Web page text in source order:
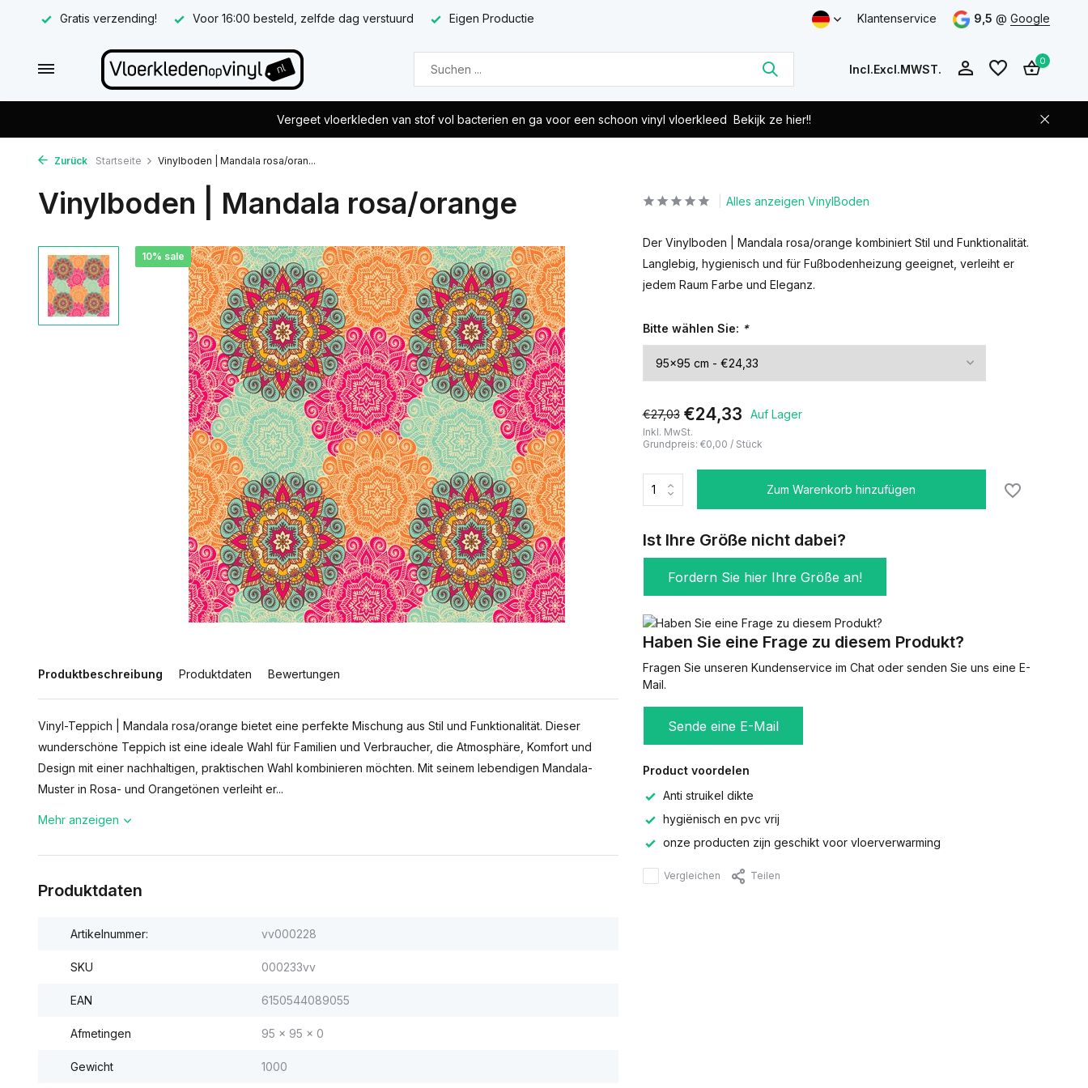
Gratis verzending! Voor 16:00 besteld, zelfde dag verstuurd Eigen Productie Klantenservice 9,5 @ Google
Incl.Excl.MWST.
anlegen
0
Vergeet vloerkleden van stof vol bacterien en ga voor een schoon vinyl vloerkleed Bekijk ze hier!!
Zurück Startseite Vinylboden | Mandala rosa/oran...
Vinylboden | Mandala rosa/orange
10% sale
Produktbeschreibung Produktdaten Bewertungen
Vinyl-Teppich | Mandala rosa/orange bietet eine perfekte Mischung aus Stil und Funktionalität. Dieser
wunderschöne Teppich ist eine ideale Wahl für Familien und Verbraucher, die Atmosphäre, Komfort und
Design mit einer nachhaltigen, praktischen Wahl kombinieren möchten. Mit seinem lebendigen Mandala-
Muster in Rosa- und Orangetönen verleiht er...
Mehr anzeigen
Produktdaten
Artikelnummer: vv000228
SKU 000233vv
EAN 6150544089055
Afmetingen 95 x 95 x 0
Gewicht 1000
Alles anzeigen VinylBoden
Der Vinylboden | Mandala rosa/orange kombiniert Stil und Funktionalität.
Langlebig, hygienisch und für Fußbodenheizung geeignet, verleiht er
jedem Raum Farbe und Eleganz.
Bitte wählen Sie: *
€27,03 €24,33 Auf Lager
Inkl. MwSt.
Grundpreis: €0,00 / Stück
Zum Warenkorb hinzufügen
Ist Ihre Größe nicht dabei?
Fordern Sie hier Ihre Größe an!
Haben Sie eine Frage zu diesem Produkt?
Fragen Sie unseren Kundenservice im Chat oder senden Sie uns eine E-
Mail.
Sende eine E-Mail
Product voordelen
Anti struikel dikte
hygiënisch en pvc vrij
onze producten zijn geschikt voor vloerverwarming
Vergleichen Teilen